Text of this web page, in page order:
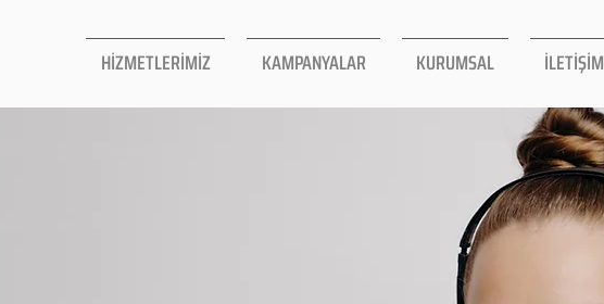
HİZMETLERİMİZ KAMPANYALAR KURUMSAL İLETİŞİM